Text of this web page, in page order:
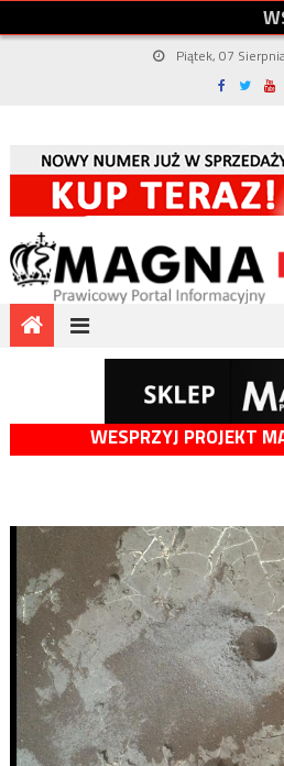
W
Piątek, 07
WESPRZYJ PROJEKT